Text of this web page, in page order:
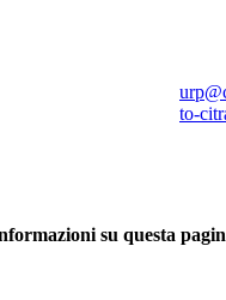
to-
su questa